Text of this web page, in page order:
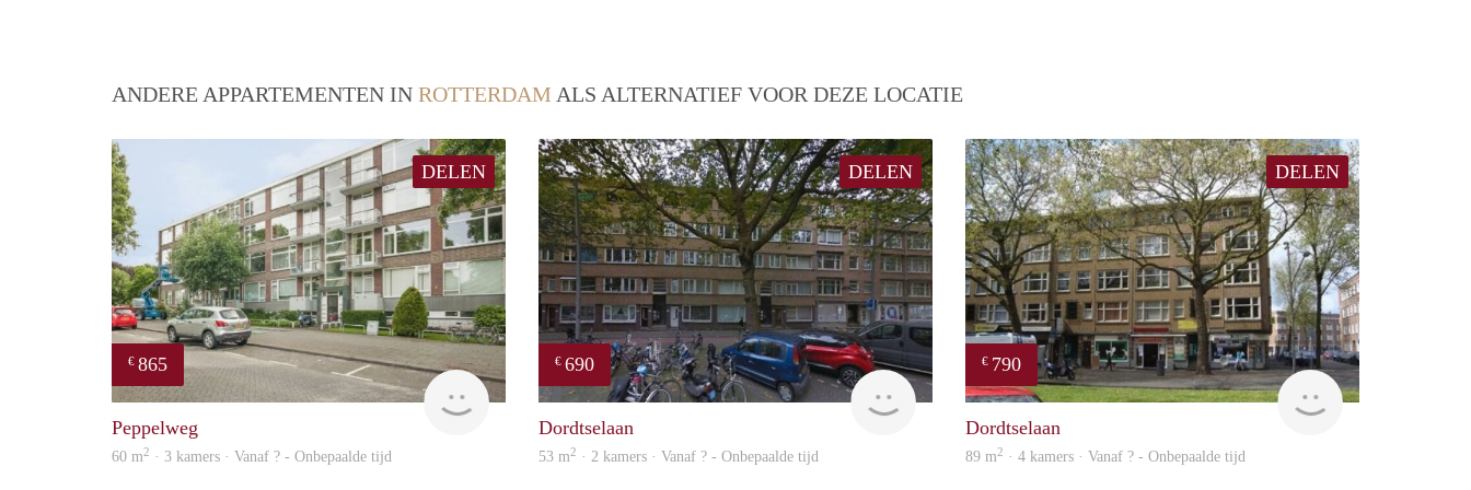
ANDERE APPARTEMENTEN IN ROTTERDAM ALS ALTERNATIEF VOOR DEZE LOCATIE
DELEN
€ 865
rent
Peppelweg
60 m2 · 3 kamers · Vanaf ? - Onbepaalde tijd
DELEN
€ 690
finder
Dordtselaan
53 m2 · 2 kamers · Vanaf ? - Onbepaalde tijd
DELEN
€ 790
finder
Dordtselaan
89 m2 · 4 kamers · Vanaf ? - Onbepaalde tijd